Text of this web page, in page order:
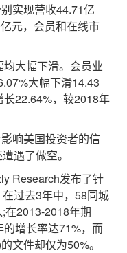
实现营收44.71亿
元，会员和在线市
大幅下滑。会员业
大幅下滑14.43
22.64%，较2018年
响美国投资者的信
遇了做空。
Research发布了针
过去3年中，58同城
在2013-2018年期
增长率达71%，而
文件却仅为50%。